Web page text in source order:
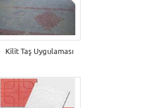
Kilit Taş Uygulaması